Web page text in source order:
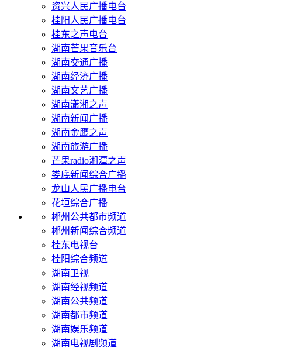
资兴人民广播电台
桂阳人民广播电台
桂东之声电台
湖南芒果音乐台
湖南交通广播
湖南经济广播
湖南文艺广播
湖南潇湘之声
湖南新闻广播
湖南金鹰之声
湖南旅游广播
芒果radio湘潭之声
娄底新闻综合广播
龙山人民广播电台
花垣综合广播
郴州公共都市频道
郴州新闻综合频道
桂东电视台
桂阳综合频道
湖南卫视
湖南经视频道
湖南公共频道
湖南都市频道
湖南娱乐频道
湖南电视剧频道